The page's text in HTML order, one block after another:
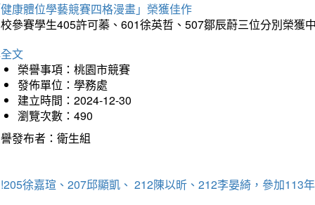
康體位學藝競賽四格漫畫」榮獲佳作
參賽學生405許可蓁、601徐英哲、507鄒辰蔚三位分別榮獲
文
榮譽事項：桃園市競賽
發佈單位：學務處
建立時間：2024-12-30
瀏覽次數：490
發布者：衛生組
徐嘉瑄、207邱顯凱、 212陳以昕、212李晏綺，參加113